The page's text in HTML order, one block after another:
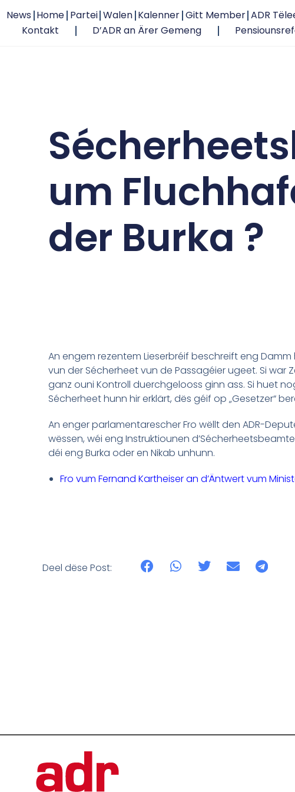
News Home Partei Walen Kalenner Gitt Member ADR
Kontakt
D’ADR an Ärer Gemeng
um
der Burka ?
An engem rezentem Lieserbréif beschreift eng Damm
vun der Sécherheet vun de Passagéier ugeet. Si war
ganz ouni Kontroll duerchgelooss ginn ass. Si huet
Sécherheet hunn hir erklärt, dës géif op „Gesetzer“
An enger parlamentarescher Fro wëllt den ADR-
wëssen, wéi eng Instruktiounen
déi eng Burka oder en Nikab unhunn.
Fro vum Fernand Kartheiser an d’Äntwert vum
Deel dëse Post: